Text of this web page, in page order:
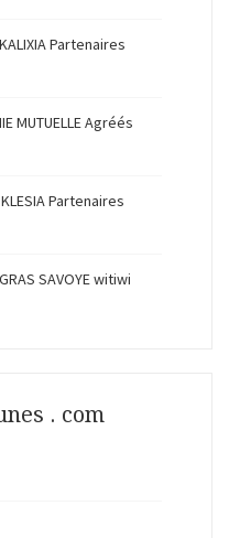
Partenaires
MUTUELLE Agréés
KLESIA Partenaires
SAVOYE witiwi
. com